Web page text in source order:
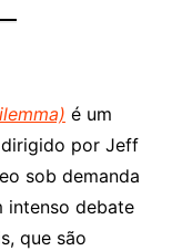
é um
por Jeff
sob demanda
intenso debate
que são